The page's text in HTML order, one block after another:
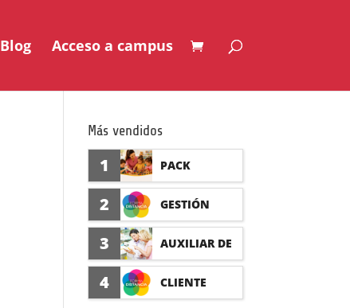
Blog Acceso a campus
Más vendidos
1 PACK
AUXILIAR DE
GUARDERÍA
CON
2 GESTIÓN
SEGURO DE
ACCIDENTES
(PRÁCTICAS
3 AUXILIAR DE
FARMACIA Y
4 CLIENTE